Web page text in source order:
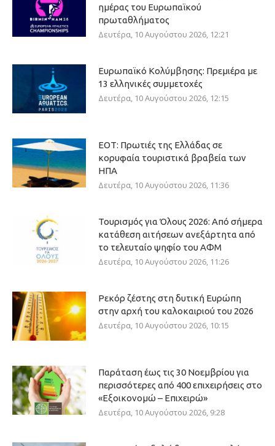
ημέρας του Ευρωπαϊκού
πρωταθλήματος
Δευτέρα, 10 Αυγούστου 2026, 12:21
Ευρωπαϊκό Κολύμβησης: Πρεμιέρα με
13 ελληνικές συμμετοχές
Δευτέρα, 10 Αυγούστου 2026, 12:15
ΕΟΤ: Πρωτιές της Ελλάδας σε
κορυφαία τουριστικά βραβεία των
ΗΠΑ
Δευτέρα, 10 Αυγούστου 2026, 11:36
Τουρισμός για Όλους 2026: Από σήμερα
κατάθεση αιτήσεων ανεξάρτητα από
το τελευταίο ψηφίο του ΑΦΜ
Δευτέρα, 10 Αυγούστου 2026, 11:26
Ρεκόρ ζέστης στη δυτική Ευρώπη
στην αρχή του καλοκαιριού του 2026
Δευτέρα, 10 Αυγούστου 2026, 10:15
Παράταση έως τις 30 Νοεμβρίου για
περισσότερες από 400 επιχειρήσεις στο
«Εξοικονομώ – Επιχειρώ»
Δευτέρα, 10 Αυγούστου 2026, 9:28